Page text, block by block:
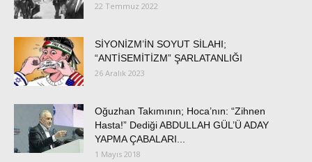
22 Temmuz 2022
SİYONİZM’İN SOYUT SİLAHI;
“ANTİSEMİTİZM” ŞARLATANLIĞI
26 Aralık 2023
Oğuzhan Takımının; Hoca’nın: “Zihnen
Hasta!” Dediği ABDULLAH GÜL’Ü ADAY
YAPMA ÇABALARI...
1 Mayıs 2018